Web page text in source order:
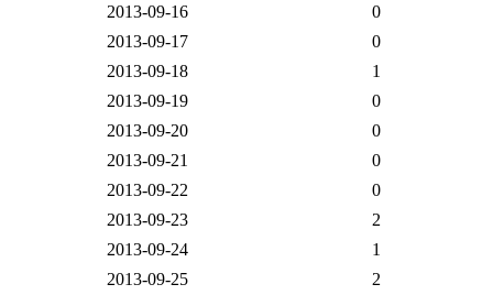
2013-09-16
0
2013-09-17
0
2013-09-18
1
2013-09-19
0
2013-09-20
0
2013-09-21
0
2013-09-22
0
2013-09-23
2
2013-09-24
1
2013-09-25
2